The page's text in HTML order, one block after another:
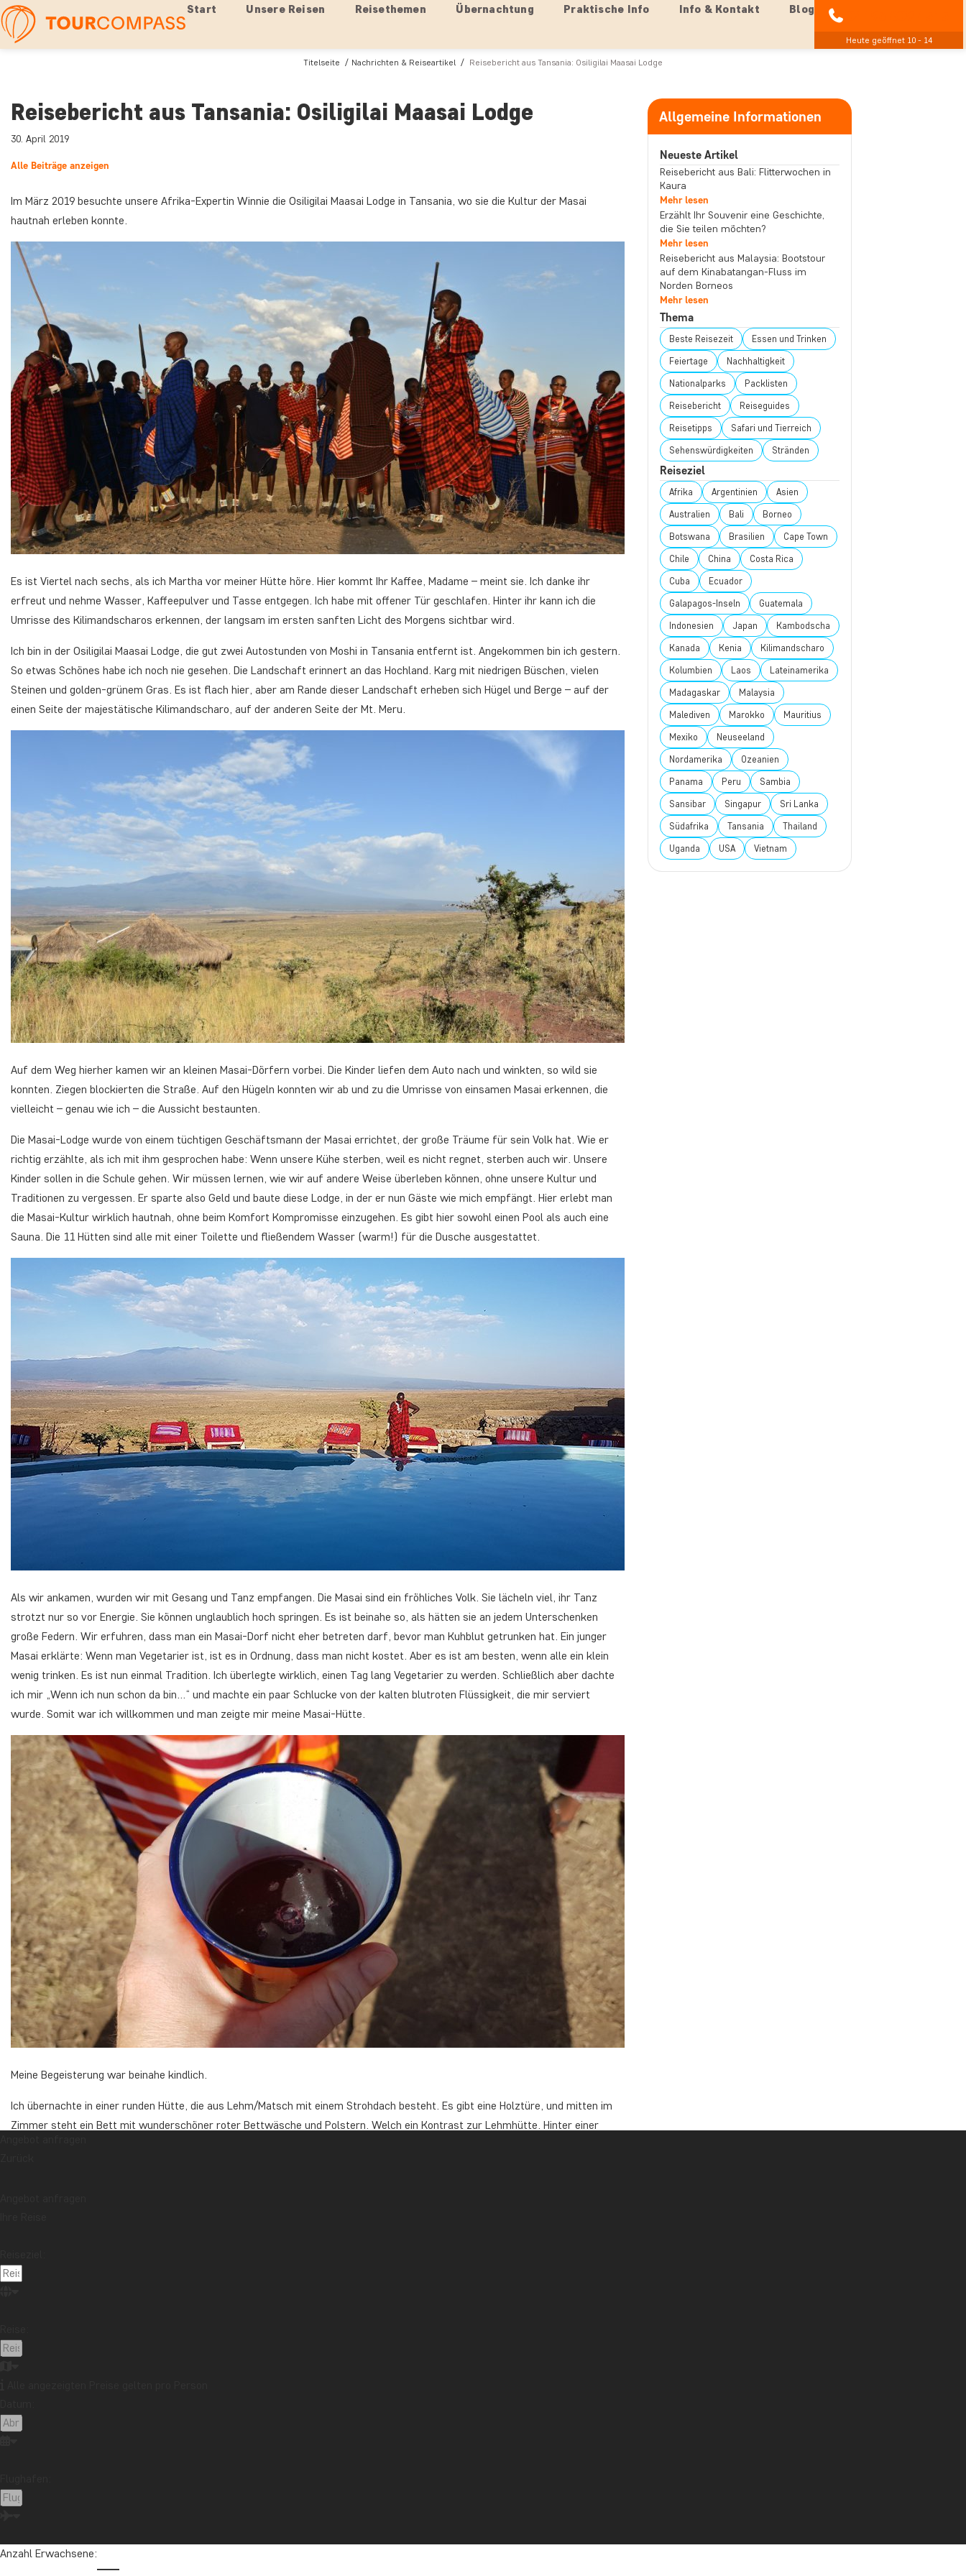
Start Unsere Reisen Reisethemen Übernachtung Praktische Info Info & Kontakt Blog
Heute geöffnet 10 - 14
Titelseite Nachrichten & Reiseartikel Reisebericht aus Tansania: Osiligilai Maasai Lodge
Reisebericht aus Tansania: Osiligilai Maasai Lodge
30. April 2019
Alle Beiträge anzeigen
Im März 2019 besuchte unsere Afrika-Expertin Winnie die Osiligilai Maasai Lodge in Tansania, wo sie die Kultur der Masai
hautnah erleben konnte.
Es ist Viertel nach sechs, als ich Martha vor meiner Hütte höre. Hier kommt Ihr Kaffee, Madame – meint sie. Ich danke ihr
erfreut und nehme Wasser, Kaffeepulver und Tasse entgegen. Ich habe mit offener Tür geschlafen. Hinter ihr kann ich die
Umrisse des Kilimandscharos erkennen, der langsam im ersten sanften Licht des Morgens sichtbar wird.
Ich bin in der Osiligilai Maasai Lodge, die gut zwei Autostunden von Moshi in Tansania entfernt ist. Angekommen bin ich gestern.
So etwas Schönes habe ich noch nie gesehen. Die Landschaft erinnert an das Hochland. Karg mit niedrigen Büschen, vielen
Steinen und golden-grünem Gras. Es ist flach hier, aber am Rande dieser Landschaft erheben sich Hügel und Berge – auf der
einen Seite der majestätische Kilimandscharo, auf der anderen Seite der Mt. Meru.
Auf dem Weg hierher kamen wir an kleinen Masai-Dörfern vorbei. Die Kinder liefen dem Auto nach und winkten, so wild sie
konnten. Ziegen blockierten die Straße. Auf den Hügeln konnten wir ab und zu die Umrisse von einsamen Masai erkennen, die
vielleicht – genau wie ich – die Aussicht bestaunten.
Die Masai-Lodge wurde von einem tüchtigen Geschäftsmann der Masai errichtet, der große Träume für sein Volk hat. Wie er
richtig erzählte, als ich mit ihm gesprochen habe: Wenn unsere Kühe sterben, weil es nicht regnet, sterben auch wir. Unsere
Kinder sollen in die Schule gehen. Wir müssen lernen, wie wir auf andere Weise überleben können, ohne unsere Kultur und
Traditionen zu vergessen. Er sparte also Geld und baute diese Lodge, in der er nun Gäste wie mich empfängt. Hier erlebt man
die Masai-Kultur wirklich hautnah, ohne beim Komfort Kompromisse einzugehen. Es gibt hier sowohl einen Pool als auch eine
Sauna. Die 11 Hütten sind alle mit einer Toilette und fließendem Wasser (warm!) für die Dusche ausgestattet.
Als wir ankamen, wurden wir mit Gesang und Tanz empfangen. Die Masai sind ein fröhliches Volk. Sie lächeln viel, ihr Tanz
strotzt nur so vor Energie. Sie können unglaublich hoch springen. Es ist beinahe so, als hätten sie an jedem Unterschenken
große Federn. Wir erfuhren, dass man ein Masai-Dorf nicht eher betreten darf, bevor man Kuhblut getrunken hat. Ein junger
Masai erklärte: Wenn man Vegetarier ist, ist es in Ordnung, dass man nicht kostet. Aber es ist am besten, wenn alle ein klein
wenig trinken. Es ist nun einmal Tradition. Ich überlegte wirklich, einen Tag lang Vegetarier zu werden. Schließlich aber dachte
ich mir „Wenn ich nun schon da bin…“ und machte ein paar Schlucke von der kalten blutroten Flüssigkeit, die mir serviert
wurde. Somit war ich willkommen und man zeigte mir meine Masai-Hütte.
Meine Begeisterung war beinahe kindlich.
Ich übernachte in einer runden Hütte, die aus Lehm/Matsch mit einem Strohdach besteht. Es gibt eine Holztüre, und mitten im
Zimmer steht ein Bett mit wunderschöner roter Bettwäsche und Polstern. Welch ein Kontrast zur Lehmhütte. Hinter einer
Allgemeine Informationen
Neueste Artikel
Reisebericht aus Bali: Flitterwochen in
Kaura
Mehr lesen
Erzählt Ihr Souvenir eine Geschichte,
die Sie teilen möchten?
Mehr lesen
Reisebericht aus Malaysia: Bootstour
auf dem Kinabatangan-Fluss im
Norden Borneos
Mehr lesen
Thema
Beste Reisezeit Essen und Trinken
Feiertage Nachhaltigkeit
Nationalparks Packlisten
Reisebericht Reiseguides
Reisetipps Safari und Tierreich
Sehenswürdigkeiten Stränden
Reiseziel
Afrika Argentinien Asien
Australien Bali Borneo
Botswana Brasilien Cape Town
Chile China Costa Rica
Cuba Ecuador
Galapagos-Inseln Guatemala
Indonesien Japan Kambodscha
Kanada Kenia Kilimandscharo
Kolumbien Laos Lateinamerika
Madagaskar Malaysia
Malediven Marokko Mauritius
Mexiko Neuseeland
Nordamerika Ozeanien
Panama Peru Sambia
Sansibar Singapur Sri Lanka
Südafrika Tansania Thailand
Uganda USA Vietnam
Anzahl Erwachsene: